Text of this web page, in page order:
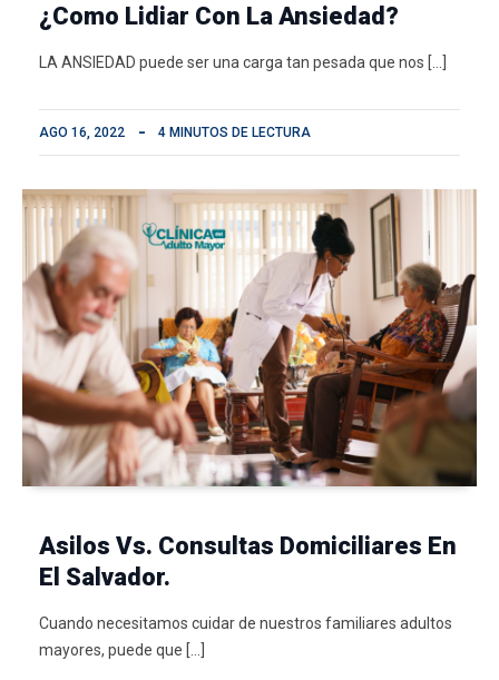
¿Como Lidiar Con La Ansiedad?
LA ANSIEDAD puede ser una carga tan pesada que nos […]
AGO 16, 2022 4 MINUTOS DE LECTURA
Asilos Vs. Consultas Domiciliares En
El Salvador.
Cuando necesitamos cuidar de nuestros familiares adultos
mayores, puede que […]